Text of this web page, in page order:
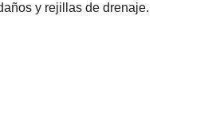
y rejillas de drenaje.